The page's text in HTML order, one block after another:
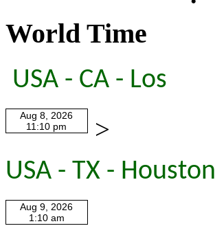
World Time
USA - CA - Los
>
USA - TX - Houston